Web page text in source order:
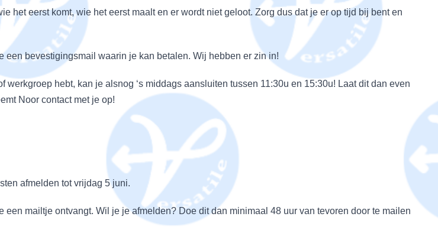
het eerst komt, wie het eerst maalt en er wordt niet geloot. Zorg dus dat je er op tijd bij bent en
een bevestigingsmail waarin je kan betalen. Wij hebben er zin in!
werkgroep hebt, kan je alsnog ‘s middags aansluiten tussen 11:30u en 15:30u! Laat dit dan even
Noor contact met je op!
afmelden tot vrijdag 5 juni.
een mailtje ontvangt. Wil je je afmelden? Doe dit dan minimaal 48 uur van tevoren door te mailen